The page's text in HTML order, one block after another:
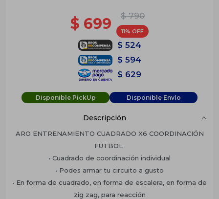
$ 790
$ 699 11
$ 524
$ 594
$ 629
Disponible PickUp Disponible Envío
Descripción
ARO ENTRENAMIENTO CUADRADO X6 COORDINACIÓN
FUTBOL
• Cuadrado de coordinación individual
• Podes armar tu circuito a gusto
• En forma de cuadrado, en forma de escalera, en forma de
zig zag, para reacción